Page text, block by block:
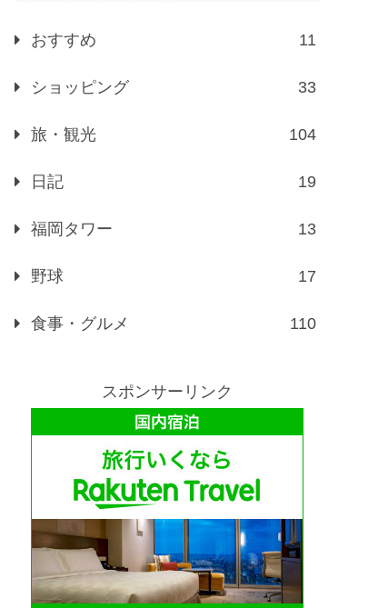
おすすめ 11
ショッピング 33
旅・観光 104
日記 19
福岡タワー 13
野球 17
食事・グルメ 110
スポンサーリンク